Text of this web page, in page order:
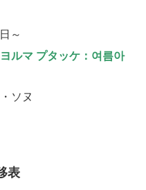
～
ルマ プタッケ：여름아
ソヌ
表